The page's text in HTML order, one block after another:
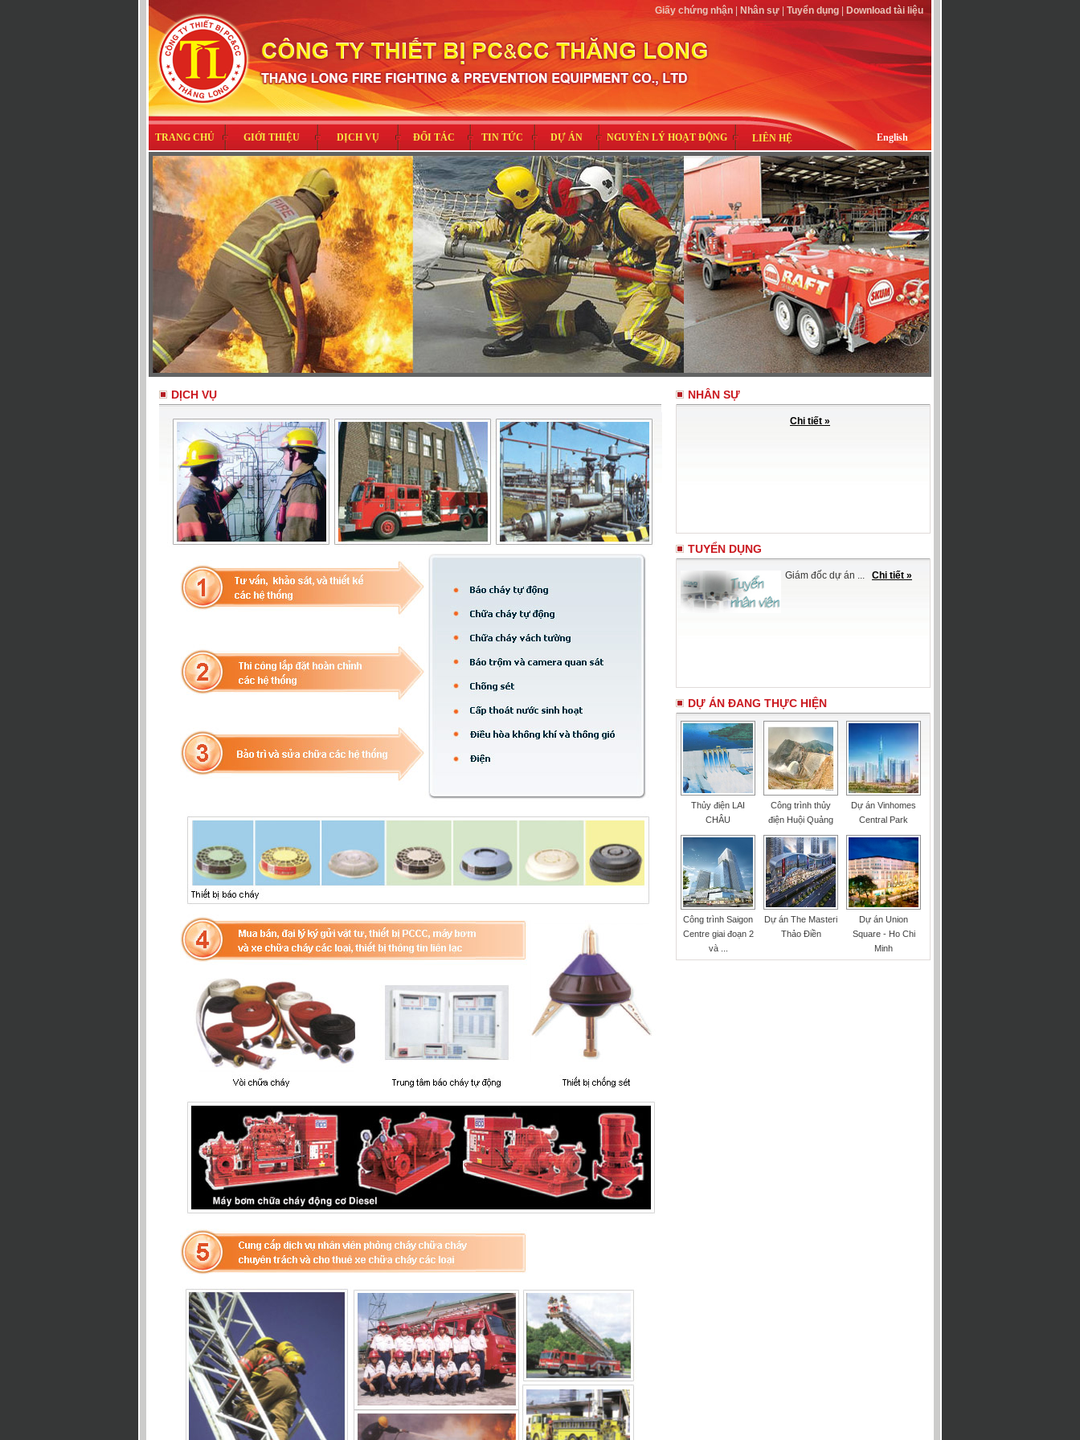
Giấy chứng nhận Nhân sự Tuyển dụng Download tài liệu
TRANG CHỦ GIỚI THIỆU DỊCH VỤ ĐỐI TÁC TIN TỨC DỰ ÁN NGUYÊN LÝ HOẠT ĐỘNG LIÊN HỆ English
DỊCH VỤ NHÂN SỰ
Chi tiết »
TUYỂN DỤNG
Giám đốc dự án ... Chi tiết »
DỰ ÁN ĐANG THỰC HIỆN
Thủy điện LAI
CHÂU
Công trình thủy
điện Huội Quảng
Dự án Vinhomes
Central Park
Công trình Saigon
Centre giai đoạn 2
và ...
Dự án The Masteri
Thảo Điền
Dự án Union
Square - Ho Chi
Minh